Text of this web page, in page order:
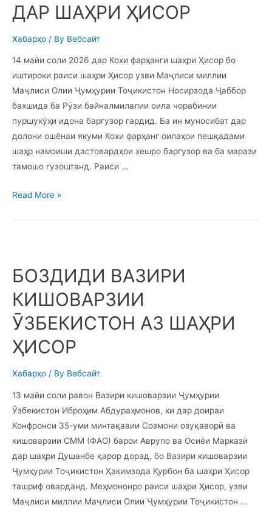
ДАР ШАҲРИ ҲИСОР
Хабарҳо / By Вебсайт
14 майи соли 2026 дар Кохи фарҳанги шаҳри Ҳисор бо
иштироки раиси шаҳри Ҳисор узви Маҷлиси миллии
Маҷлиси Олии Ҷумҳурии Тоҷикистон Носирзода Ҷаббор
бахшида ба Рӯзи байналмилалии оила чорабинии
пуршукӯҳи идона баргузор гардид. Ба ин муносибат дар
долони ошёнаи якуми Кохи фарҳанг оилаҳои пешқадами
шаҳр намоиши дастовардҳои хешро баргузор ва ба марази
тамошо гузоштанд. Раиси …
Read More »
БОЗДИДИ ВАЗИРИ
КИШОВАРЗИИ
ӮЗБЕКИСТОН АЗ ШАҲРИ
ҲИСОР
Хабарҳо / By Вебсайт
13 майи соли равон Вазири кишоварзии Ҷумҳурии
Ӯзбекистон Иброҳим Абдураҳмонов, ки дар доираи
Конфронси 35-уми минтақавии Созмони озуқаворӣ ва
кишоварзии СММ (ФАО) барои Аврупо ва Осиёи Марказӣ
дар шаҳри Душанбе қарор дорад, бо Вазири кишоварзии
Ҷумҳурии Тоҷикистон Ҳакимзода Қурбон ба шаҳри Ҳисор
ташриф оварданд. Меҳмононро раиси шаҳри Ҳисор, узви
Маҷлиси миллии Маҷлиси Олии Ҷумҳурии Тоҷикистон …